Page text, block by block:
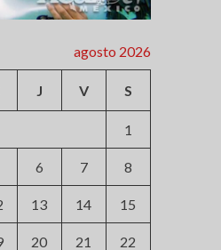
agosto 2026
J V S
1
6 7 8
13 14 15
20 21 22